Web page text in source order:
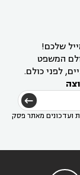
שלכם!
המשפט
לפני כולם.
ועדכונים מאתר פסק